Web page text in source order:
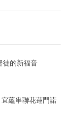
徒的新福音
宜蘊串聯花蓮門諾